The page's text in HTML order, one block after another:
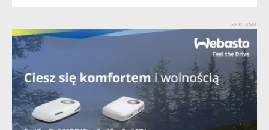
REKLAMA